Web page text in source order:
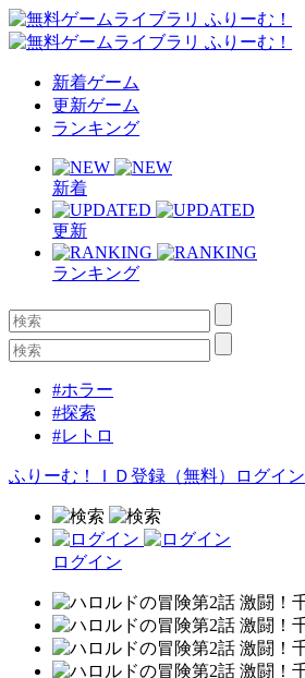
新着ゲーム
更新ゲーム
ランキング
新着
更新
ランキング
#ホラー
#探索
#レトロ
ふりーむ！ＩＤ登録（無料） ログイン
ログイン